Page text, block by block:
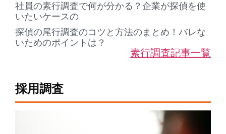
社員の素行調査で何が分かる？企業が探偵を使
いたいケースの
探偵の尾行調査のコツと方法のまとめ！バレな
いためのポイントは？
素行調査記事一覧
採用調査